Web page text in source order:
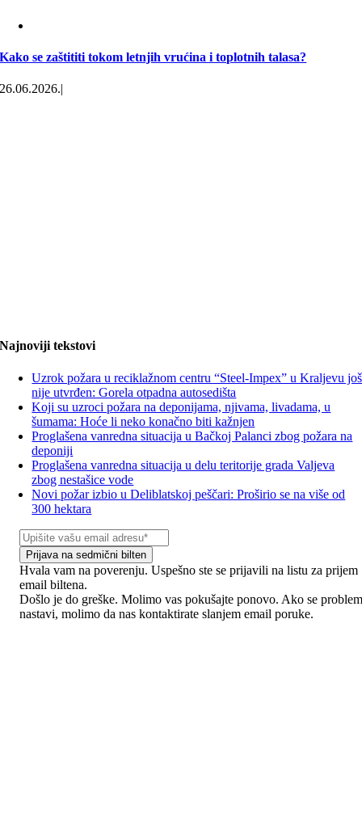
Kako se zaštititi tokom letnjih vrućina i toplotnih talasa?
26.06.2026.|
Najnoviji tekstovi
Uzrok požara u reciklažnom centru “Steel-Impex” u Kraljevu još
nije utvrđen: Gorela otpadna autosedišta
Koji su uzroci požara na deponijama, njivama, livadama, u
šumama: Hoće li neko konačno biti kažnjen
Proglašena vanredna situacija u Bačkoj Palanci zbog požara na
deponiji
Proglašena vanredna situacija u delu teritorije grada Valjeva
zbog nestašice vode
Novi požar izbio u Deliblatskoj peščari: Proširio se na više od
300 hektara
Prijava na sedmični bilten
Hvala vam na poverenju. Uspešno ste se prijavili na listu za prijem
email biltena.
Došlo je do greške. Molimo vas pokušajte ponovo. Ako se
nastavi, molimo da nas kontaktirate slanjem email poruke.